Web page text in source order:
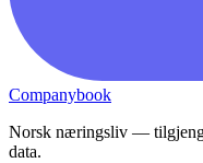
Companybook
Norsk næringsliv —
data.